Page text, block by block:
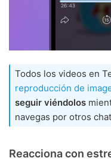
Todos los videos en
reproducción de
seguir viéndolos
navegas por otros
Reacciona con